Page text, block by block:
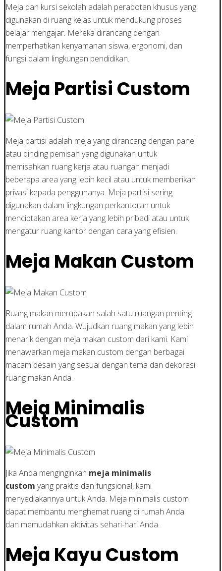
Meja dan kursi sekolah adalah perabotan khusus yang
digunakan di ruang kelas untuk mendukung proses
belajar mengajar. Mereka dirancang dengan
memperhatikan kenyamanan siswa, ergonomi, dan
fungsi dalam lingkungan pendidikan.
Meja Partisi Custom
Meja partisi adalah meja yang dirancang dengan panel
atau dinding pemisah yang digunakan untuk
memisahkan ruang kerja atau ruangan menjadi
beberapa area yang lebih kecil atau untuk memberikan
privasi kepada penggunanya. Meja partisi sering
digunakan dalam lingkungan perkantoran untuk
menciptakan area kerja yang lebih pribadi atau untuk
mengatur ruang kantor dengan cara yang efisien.
Meja Makan Custom
Ruang makan merupakan salah satu ruangan penting
dalam rumah Anda. Wujudkan ruang makan yang lebih
menarik dengan meja makan custom dari kami. Kami
menawarkan meja makan custom dengan berbagai
macam desain yang sesuai dengan tema dan dekorasi
ruang makan Anda.
Meja Minimalis
Custom
Jika Anda menginginkan meja minimalis
custom yang praktis dan fungsional, kami
menyediakannya untuk Anda. Meja minimalis custom
dapat membantu menghemat ruang di rumah Anda
dan memudahkan aktivitas sehari-hari Anda.
Meja Kayu Custom